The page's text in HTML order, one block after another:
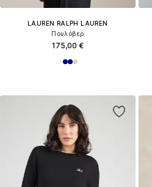
LAUREN RALPH LAUREN
Πουλόβερ
175,00 €